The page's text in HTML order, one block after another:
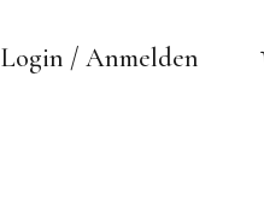
Login / Anmelden